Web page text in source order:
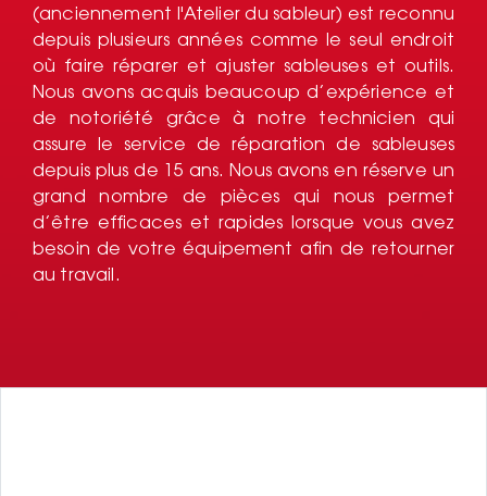
(anciennement l'Atelier du sableur) est reconnu
depuis plusieurs années comme le seul endroit
où faire réparer et ajuster sableuses et outils.
Nous avons acquis beaucoup d’expérience et
de notoriété grâce à notre technicien qui
assure le service de réparation de sableuses
depuis plus de 15 ans. Nous avons en réserve un
grand nombre de pièces qui nous permet
d’être efficaces et rapides lorsque vous avez
besoin de votre équipement afin de retourner
au travail.